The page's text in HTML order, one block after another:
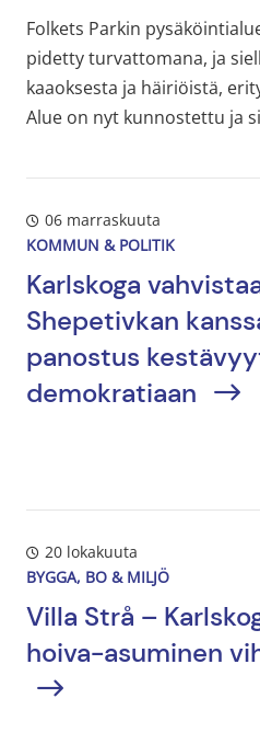
Folkets Parkin
pidetty turvattomana, ja
kaaoksesta ja häiriöistä,
Alue on nyt kunnostettu ja
06 marraskuuta
KOMMUN & POLITIK
Karlskoga
Shepetivkan
panostus
demokratiaan
20 lokakuuta
BYGGA, BO & MILJÖ
Villa Strå –
hoiva-asuminen